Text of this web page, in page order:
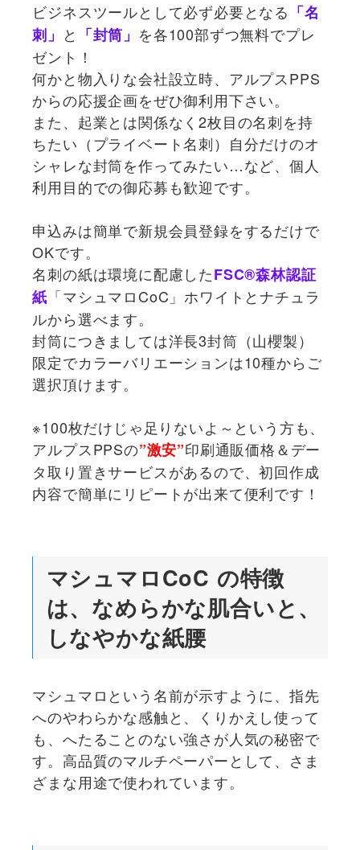
ビジネスツールとして必ず必要となる 「名
刺」 と 「封筒」 を各100部ずつ無料でプレ
ゼント！
何かと物入りな会社設立時、アルプスPPS
からの応援企画をぜひ御利用下さい。
また、起業とは関係なく2枚目の名刺を持
ちたい（プライベート名刺）自分だけのオ
シャレな封筒を作ってみたい…など、個人
利用目的での御応募も歓迎です。
申込みは簡単で新規会員登録をするだけで
OKです。
名刺の紙は環境に配慮したFSC®森林認証
紙 「マシュマロCoC」ホワイトとナチュラ
ルから選べます。
封筒につきましては洋長3封筒（山櫻製）
限定でカラーバリエーションは10種からご
選択頂けます。
※100枚だけじゃ足りないよ～という方も、
アルプスPPSの”激安”印刷通販価格＆デー
タ取り置きサービスがあるので、初回作成
内容で簡単にリピートが出来て便利です！
マシュマロCoC の特徴
は、なめらかな肌合いと、
しなやかな紙腰
マシュマロという名前が示すように、指先
へのやわらかな感触と、くりかえし使って
も、へたることのない強さが人気の秘密で
す。高品質のマルチペーパーとして、さま
ざまな用途で使われています。